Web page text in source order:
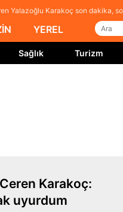
Yalazoğlu Karakoç son dakika,
YEREL
Sağlık Turizm
Karakoç:
uyurdum